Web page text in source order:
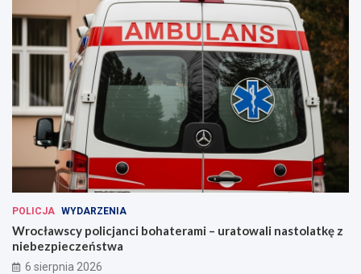
POLICJA WYDARZENIA
Wrocławscy policjanci bohaterami – uratowali nastolatkę z
niebezpieczeństwa
6 sierpnia 2026